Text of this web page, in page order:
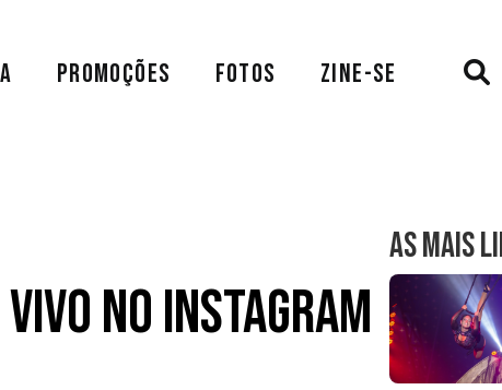
PROMOÇÕES FOTOS ZINE-SE
no Instagram
AS MAIS